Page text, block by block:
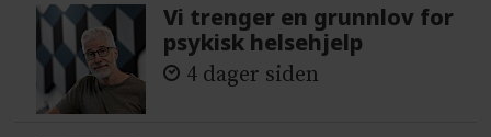
Vi trenger en grunnlov for
psykisk helsehjelp
4 dager siden